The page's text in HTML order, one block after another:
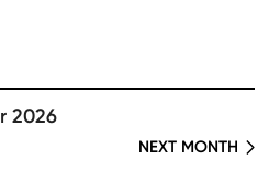
2026
NEXT MONTH